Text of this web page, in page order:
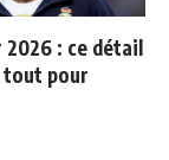
2026 : ce détail
tout pour